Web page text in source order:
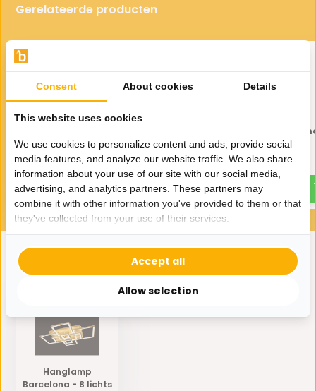
Gerelateerde producten
cm Ø
679,- 275,-
Hanglamp Jada -
45 cm Ø
699,- 295,-
Eerder bekeken door jou
Hanglamp
Barcelona - 8 lichts
Consent About cookies Details
This website uses cookies
We use cookies to personalize content and ads, provide social
media features, and analyze our website traffic. We also share
information about your use of our site with our social media,
advertising, and analytics partners. These partners may
combine it with other information you've provided to them or that
they've collected from your use of their services.
Allow selection
Accept all